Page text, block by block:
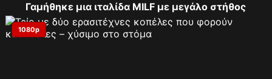
Γαμήθηκε μια ιταλίδα MILF με μεγάλο στήθος
1080p